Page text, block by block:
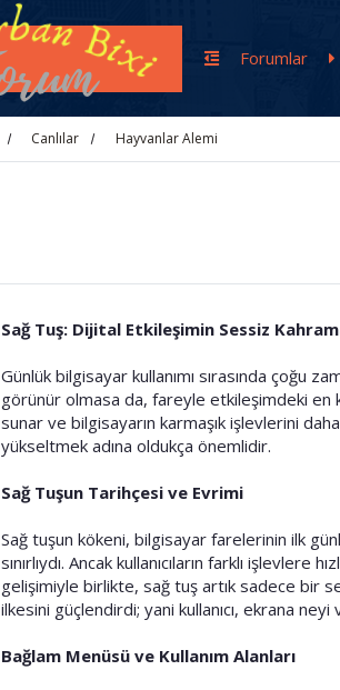
Forumlar
Canlılar Hayvanlar Alemi
Sağ Tuş: Dijital Etkileşimin Sessiz
Günlük bilgisayar kullanımı sırasında çoğu
görünür olmasa da, fareyle etkileşimdeki en
sunar ve bilgisayarın karmaşık işlevlerini
yükseltmek adına oldukça önemlidir.
Sağ Tuşun Tarihçesi ve Evrimi
Sağ tuşun kökeni, bilgisayar farelerinin ilk
sınırlıydı. Ancak kullanıcıların farklı
gelişimiyle birlikte, sağ tuş artık sadece bir
ilkesini güçlendirdi; yani kullanıcı, ekrana
Bağlam Menüsü ve Kullanım Alanları